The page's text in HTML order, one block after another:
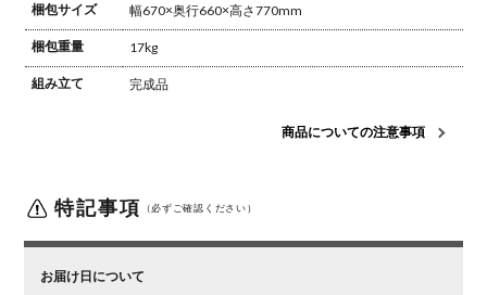
梱包サイズ 幅670×奥行660×高さ770mm
梱包重量 17kg
組み立て 完成品
商品についての注意事項
特記事項 （必ずご確認ください）
お届け日について